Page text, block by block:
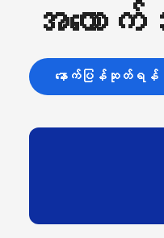
အထော
နောက်ပြန်ဆုတ်ရန်